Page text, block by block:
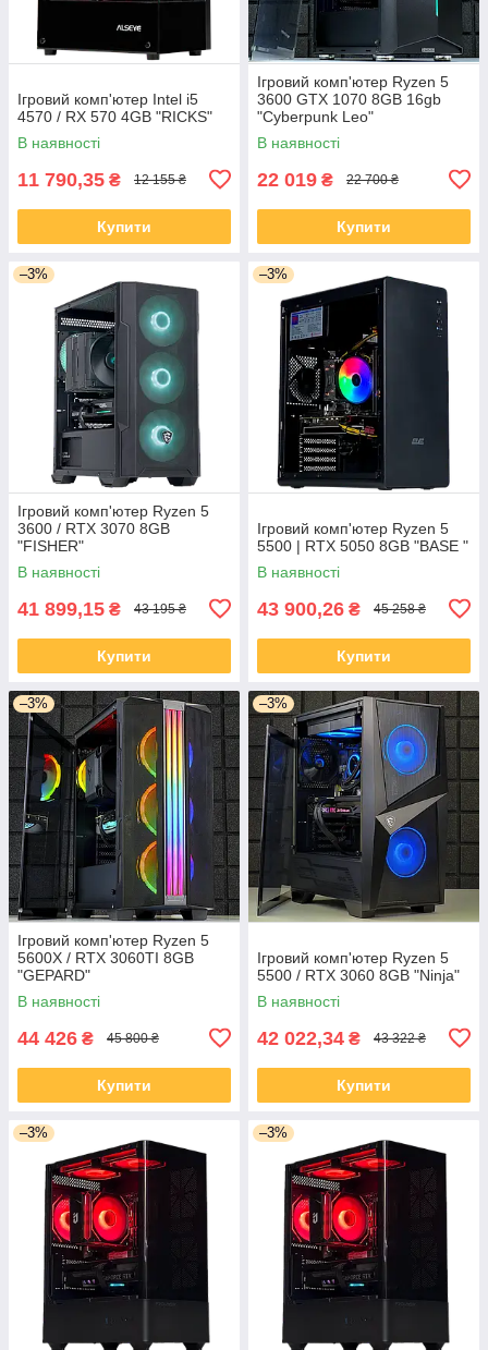
Ігровий комп'ютер Intel i5
4570 / RX 570 4GB "RICKS"
В наявності
11 790,35 ₴ 12 155 ₴
Купити
Ігровий комп'ютер Ryzen 5
3600 GTX 1070 8GB 16gb
"Cyberpunk Leo"
В наявності
22 019 ₴ 22 700 ₴
Купити
–3%
Ігровий комп'ютер Ryzen 5
3600 / RTX 3070 8GB
"FISHER"
В наявності
41 899,15 ₴ 43 195 ₴
Купити
–3%
Ігровий комп'ютер Ryzen 5
5500 | RTX 5050 8GB "BASE "
В наявності
43 900,26 ₴ 45 258 ₴
Купити
–3%
Ігровий комп'ютер Ryzen 5
5600X / RTX 3060TI 8GB
"GEPARD"
В наявності
44 426 ₴ 45 800 ₴
Купити
–3%
Ігровий комп'ютер Ryzen 5
5500 / RTX 3060 8GB "Ninja"
В наявності
42 022,34 ₴ 43 322 ₴
Купити
–3% –3%